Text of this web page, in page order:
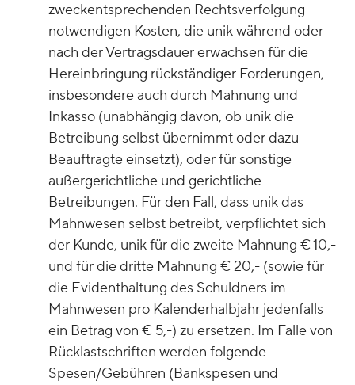
zweckentsprechenden Rechtsverfolgung
notwendigen Kosten, die unik während oder
nach der Vertragsdauer erwachsen für die
Hereinbringung rückständiger Forderungen,
insbesondere auch durch Mahnung und
Inkasso (unabhängig davon, ob unik die
Betreibung selbst übernimmt oder dazu
Beauftragte einsetzt), oder für sonstige
außergerichtliche und gerichtliche
Betreibungen. Für den Fall, dass unik das
Mahnwesen selbst betreibt, verpflichtet sich
der Kunde, unik für die zweite Mahnung € 10,-
und für die dritte Mahnung € 20,- (sowie für
die Evidenthaltung des Schuldners im
Mahnwesen pro Kalenderhalbjahr jedenfalls
ein Betrag von € 5,-) zu ersetzen. Im Falle von
Rücklastschriften werden folgende
Spesen/Gebühren (Bankspesen und